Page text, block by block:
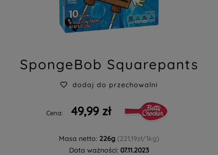
SpongeBob Squarepants
dodaj do przechowalni
Cena: 49,99 zł
Masa netto: 226g (221,19zł/1kg)
Data ważności: 07.11.2023